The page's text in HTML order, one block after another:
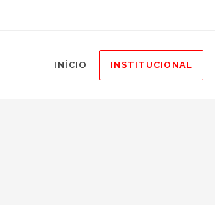
INÍCIO INSTITUCIONAL